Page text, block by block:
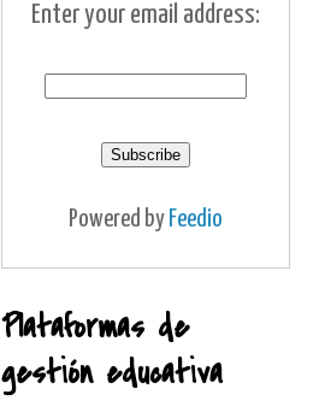
Enter your email address:
Powered by Feedio
Plataformas de
gestión educativa